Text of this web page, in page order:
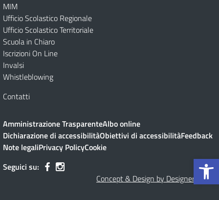
MIM
Ufficio Scolastico Regionale
Ufficio Scolastico Territoriale
Scuola in Chiaro
Iscrizioni On Line
Invalsi
Whistleblowing
Contatti
Amministrazione TrasparenteAlbo online
Dichiarazione di accessibilitàObiettivi di accessibilitàFeedback
Note legaliPrivacy PolicyCookie
Seguici su:
Concept & Design by Designers Italia